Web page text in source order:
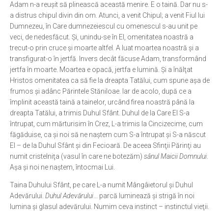
Adam n-a reuşit să plinească această menire. E o taină. Dar nu s-
a distrus chipul divin din om. Atunci, a venit Chipul; a venit Fiul lui
Dumnezeu, în Care dumnezeiescul cu omenescul s-au unit pe
veci, de nedesfăcut. Şi, unindu-se în El, omenitatea noastră a
trecut-o prin cruce şi moarte altfel. A luat moartea noastră şi a
transfigurat-o în jertfă. Invers decât făcuse Adam, transformând
jertfa în moarte. Moartea e opacă, jertfa e lumină. Şi a înălţat
Hristos omenitatea ca să fie la dreapta Tatălui, cum spune aşa de
frumos şi adânc Părintele Stăniloae. Iar de acolo, după ce a
împlinit această taină a tainelor, urcând firea noastră până la
dreapta Tatălui, a trimis Duhul Sfânt. Duhul de la Care El S-a
întrupat, cum mărturisim în Crez, L-a trimis la Cincizecime, cum
făgăduise, ca şi noi să ne naştem cum S-a întrupat şi S-a născut
El – de la Duhul Sfânt şi din Fecioară. De aceea Sfinţii Părinţi au
numit cristelniţa (vasul în care ne botezăm) sânul Maicii Domnului
Aşa şi noi ne naştem, întocmai Lui.
Taina Duhului Sfânt, pe care L-a numit Mângâietorul şi Duhul
Adevărului. Duhul Adevărului … parcă luminează şi strigă în noi
lumina şi glasul adevărului. Numim ceva instinct – instinctul vieţii.